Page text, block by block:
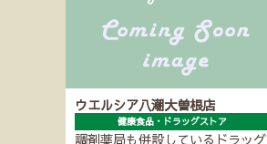
ウエルシア八潮大曽根店
健康食品・ドラッグストア
調剤薬局も併設しているドラッグ